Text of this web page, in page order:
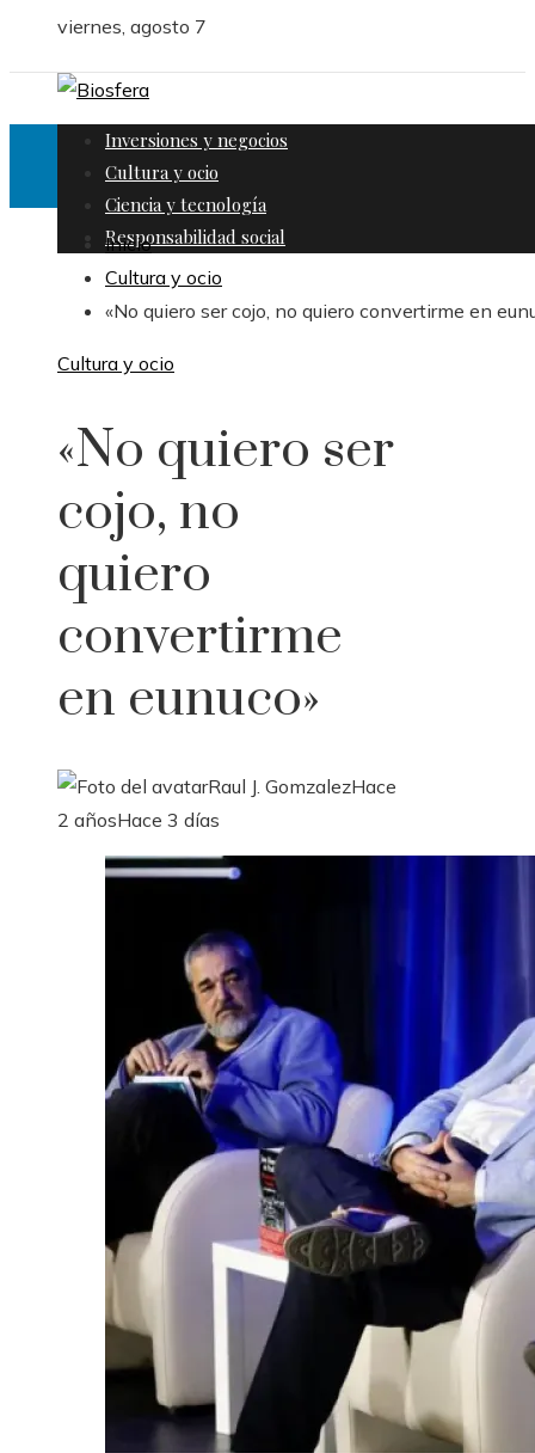
viernes, agosto 7
Inversiones y negocios
Cultura y ocio
Ciencia y tecnología
Responsabilidad social
Inicio
Cultura y ocio
«No quiero ser cojo, no quiero convertirme en
Cultura y ocio
«No quiero ser
cojo, no
quiero
convertirme
en eunuco»
Raul J. GomzalezHace
2 añosHace 3 días